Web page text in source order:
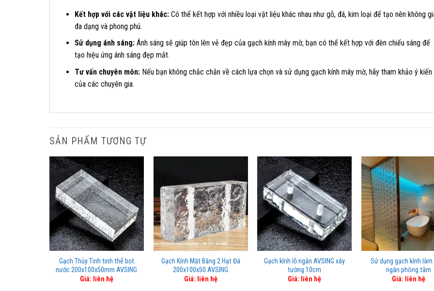
Kết hợp với các vật liệu khác:Có thể kết hợp với nhiều loại vật liệu khác nhau như gỗ, đá, kim loại để tạo nên không
đa dạng và phong phú.
Sử dụng ánh sáng:Ánh sáng sẽ giúp tôn lên vẻ đẹp của gạch kính mây mờ, bạn có thể kết hợp với đèn chiếu sáng để
tạo hiệu ứng ánh sáng đẹp mắt.
Tư vấn chuyên môn:Nếu bạn không chắc chắn về cách lựa chọn và sử dụng gạch kính mây mờ, hãy tham khảo ý kiến
của các chuyên gia.
SẢN PHẨM TƯƠNG TỰ
Gạch Thủy Tinh tinh thể bọt
nước 200x100x50mm AVSING
Giá: liên hệ
Gạch Kính Mặt Băng 2 Hạt Đá
200x100x50 AVSING
Giá: liên hệ
Gạch kính lỗ ngắn AVSING xây
tường 10cm
Giá: liên hệ
Sử dụng gạch kính làm
ngăn phòng tắm
Giá: liên hệ